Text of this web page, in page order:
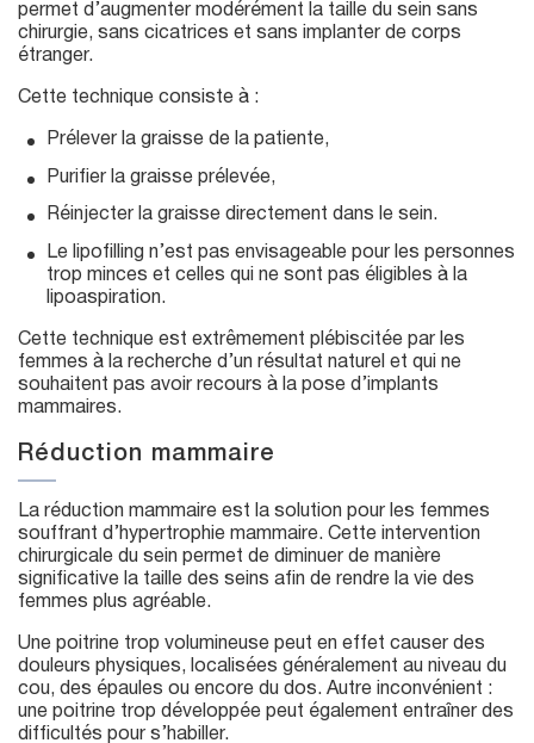
permet d’augmenter modérément la taille du sein sans
chirurgie, sans cicatrices et sans implanter de corps
étranger.
Cette technique consiste à :
Prélever la graisse de la patiente,
Purifier la graisse prélevée,
Réinjecter la graisse directement dans le sein.
Le lipofilling n’est pas envisageable pour les personnes
trop minces et celles qui ne sont pas éligibles à la
lipoaspiration.
Cette technique est extrêmement plébiscitée par les
femmes à la recherche d’un résultat naturel et qui ne
souhaitent pas avoir recours à la pose d’implants
mammaires.
Réduction mammaire
La réduction mammaire est la solution pour les femmes
souffrant d’hypertrophie mammaire. Cette intervention
chirurgicale du sein permet de diminuer de manière
significative la taille des seins afin de rendre la vie des
femmes plus agréable.
Une poitrine trop volumineuse peut en effet causer des
douleurs physiques, localisées généralement au niveau du
cou, des épaules ou encore du dos. Autre inconvénient :
une poitrine trop développée peut également entraîner des
difficultés pour s’habiller.